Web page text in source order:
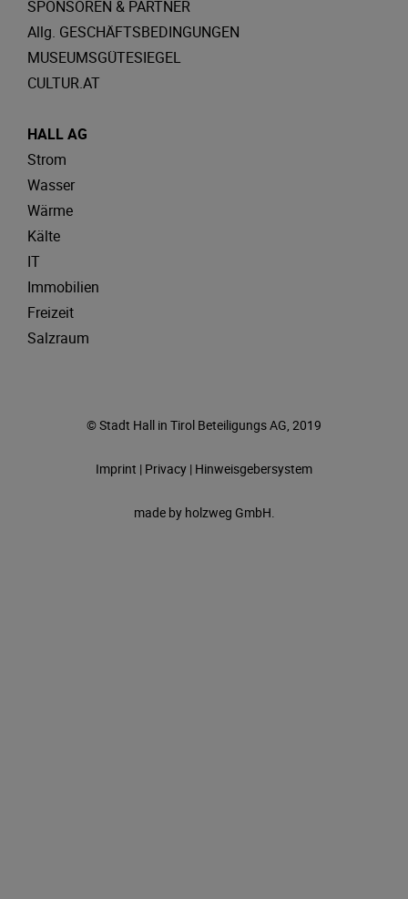
SPONSOREN & PARTNER
Allg. GESCHÄFTSBEDINGUNGEN
MUSEUMSGÜTESIEGEL
CULTUR.AT
HALL AG
Strom
Wasser
Wärme
Kälte
IT
Immobilien
Freizeit
Salzraum
© Stadt Hall in Tirol Beteiligungs AG, 2019
Imprint | Privacy | Hinweisgebersystem
made by holzweg GmbH.